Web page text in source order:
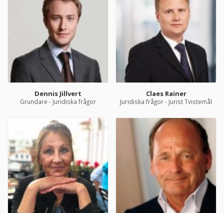
Dennis Jillvert
Grundare - Juridiska frågor
Claes Rainer
Juridiska frågor - Jurist Tvistemål